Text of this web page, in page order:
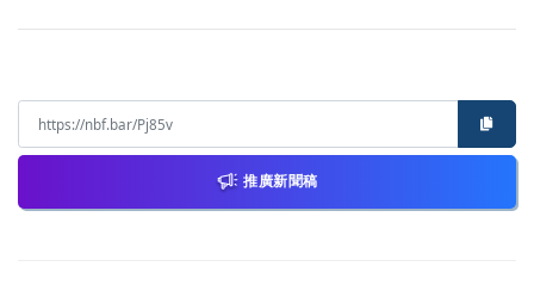
推廣新聞稿